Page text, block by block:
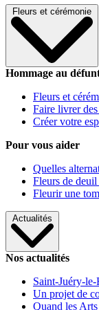
Fleurs et cérémonie
Hommage au
Fleurs et
Faire livrer
Créer votre
Pour vous aider
Quelles
Fleurs de
Fleurir une
Actualités
Nos actualités
Saint-Juéry-
Un projet de
Quand les